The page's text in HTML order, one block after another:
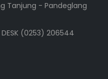
Tanjung - Pandeglang
(0253) 206544